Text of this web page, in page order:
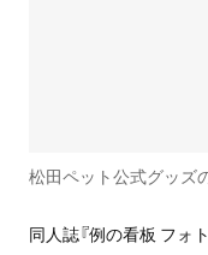
松田ペット公式グッズ
同人誌『例の看板 フォ